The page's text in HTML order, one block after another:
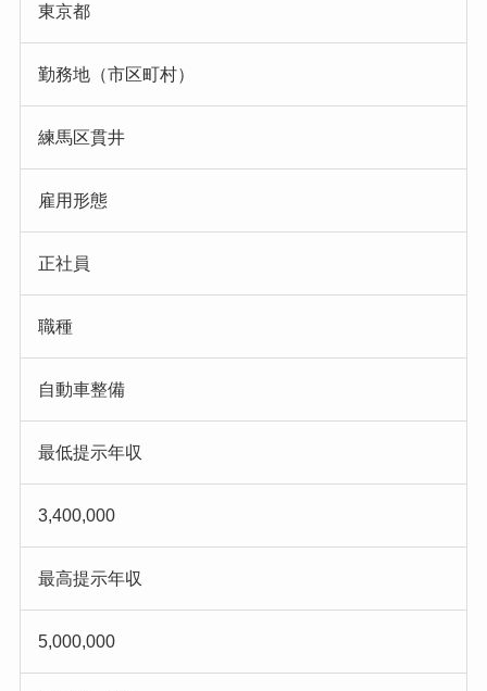
東京都
勤務地（市区町村）
練馬区貫井
雇用形態
正社員
職種
自動車整備
最低提示年収
3,400,000
最高提示年収
5,000,000